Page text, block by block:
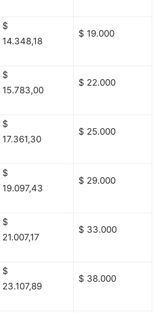
$
14.348,18
$ 19.000
$
15.783,00
$ 22.000
$
17.361,30
$ 25.000
$
19.097,43
$ 29.000
$
21.007,17
$ 33.000
$
23.107,89
$ 38.000